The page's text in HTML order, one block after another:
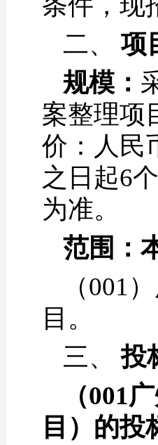
二、 项
规模：
案整理项
价：人民
之日起6
为准。
范围：
（001
目。
三、投
（001
目）的投